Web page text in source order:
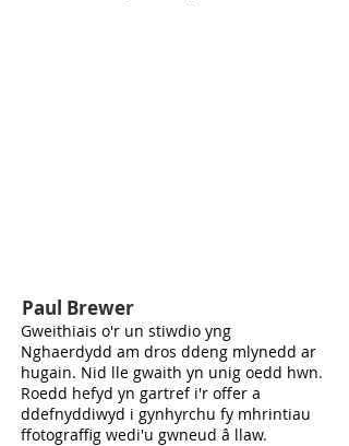
Paul Brewer
Gweithiais o'r un stiwdio yng
Nghaerdydd am dros ddeng mlynedd ar
hugain. Nid lle gwaith yn unig oedd hwn.
Roedd hefyd yn gartref i'r offer a
ddefnyddiwyd i gynhyrchu fy mhrintiau
ffotograffig wedi'u gwneud â llaw.